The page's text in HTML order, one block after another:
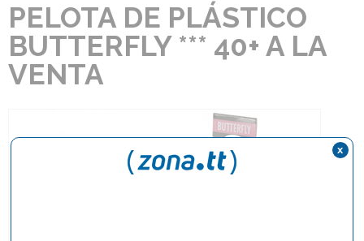
PELOTA DE PLÁSTICO
BUTTERFLY *** 40+ A LA
VENTA
x